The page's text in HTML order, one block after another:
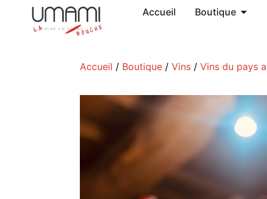
Accueil Boutique
Accueil / Boutique /Vins /Vins du pays